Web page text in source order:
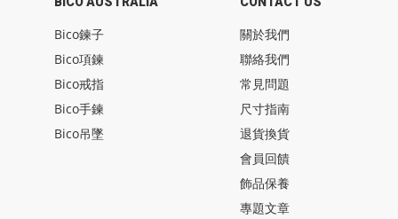
Bico鍊子
Bico項鍊
Bico戒指
Bico手鍊
Bico吊墜
關於我們
聯絡我們
常見問題
尺寸指南
退貨換貨
會員回饋
飾品保養
專題文章